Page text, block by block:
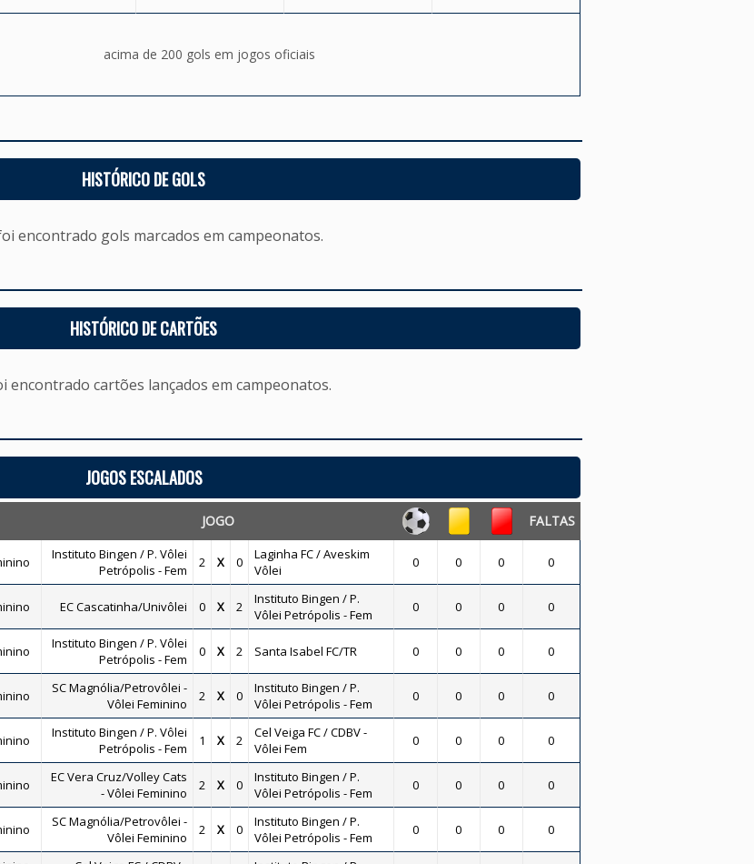
acima de 200 gols em jogos oficiais
HISTÓRICO DE GOLS
encontrado gols marcados em campeonatos.
HISTÓRICO DE CARTÕES
encontrado cartões lançados em campeonatos.
JOGOS ESCALADOS
JOGO FALTAS
Instituto Bingen / P. Vôlei
Petrópolis - Fem
2 X 0
Laginha FC / Aveskim
Vôlei
0 0 0 0
EC Cascatinha/Univôlei 0 X 2
Instituto Bingen / P.
Vôlei Petrópolis - Fem
0 0 0 0
Instituto Bingen / P. Vôlei
Petrópolis - Fem
0 X 2 Santa Isabel FC/TR 0 0 0 0
SC Magnólia/Petrovôlei -
Vôlei Feminino
2 X 0
Instituto Bingen / P.
Vôlei Petrópolis - Fem
0 0 0 0
Instituto Bingen / P. Vôlei
Petrópolis - Fem
1 X 2
Cel Veiga FC / CDBV -
Vôlei Fem
0 0 0 0
EC Vera Cruz/Volley Cats
- Vôlei Feminino
2 X 0
Instituto Bingen / P.
Vôlei Petrópolis - Fem
0 0 0 0
SC Magnólia/Petrovôlei -
Vôlei Feminino
2 X 0
Instituto Bingen / P.
Vôlei Petrópolis - Fem
0 0 0 0